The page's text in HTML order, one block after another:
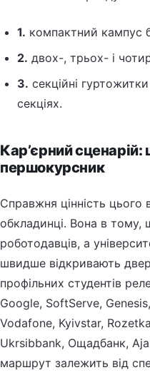
1. компактний кампус
2. двох-, трьох- і
3. секційні
секціях.
Кар’єрний
першокурсник
Справжня цінність
обкладинці. Вона в тому,
роботодавців, а
швидше відкривають
профільних студентів
Google, SoftServe,
Vodafone, Kyivstar,
Ukrsibbank, Ощадбанк,
маршрут залежить від